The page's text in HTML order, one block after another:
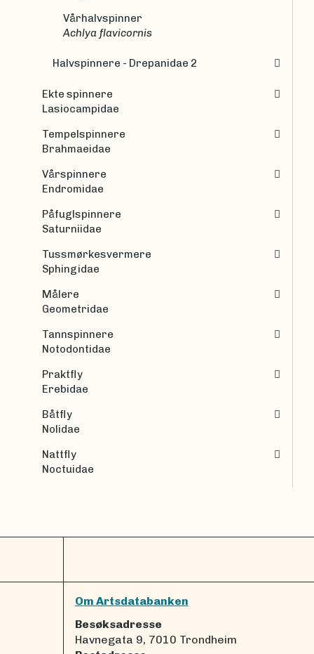
Vårhalvspinner
Achlya flavicornis
Halvspinnere - Drepanidae 2
Ekte spinnere
Lasiocampidae
Tempelspinnere
Brahmaeidae
Vårspinnere
Endromidae
Påfuglspinnere
Saturniidae
Tussmørkesvermere
Sphingidae
Målere
Geometridae
Tannspinnere
Notodontidae
Praktfly
Erebidae
Båtfly
Nolidae
Nattfly
Noctuidae
Om Artsdatabanken
Besøksadresse
Havnegata 9, 7010 Trondheim